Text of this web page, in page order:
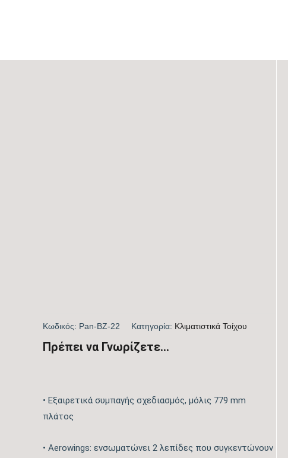
Κωδικός: Pan-BZ-22 Kατηγορία: Kλιματιστικά Τοίχου
Πρέπει να Γνωρίζετε...
• Εξαιρετικά συμπαγής σχεδιασμός, μόλις 779 mm
πλάτος
• Aerowings: ενσωματώνει 2 λεπίδες που συγκεντώνουν